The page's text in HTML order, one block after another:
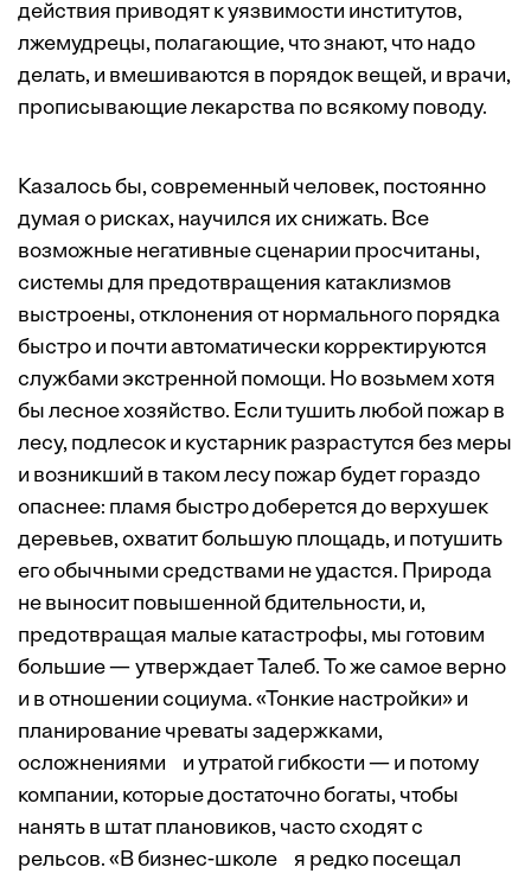
действия приводят к уязвимости институтов,
лжемудрецы, полагающие, что знают, что надо
делать, и вмешиваются в порядок вещей, и врачи,
прописывающие лекарства по всякому поводу.
Казалось бы, современный человек, постоянно
думая о рисках, научился их снижать. Все
возможные негативные сценарии просчитаны,
системы для предотвращения катаклизмов
выстроены, отклонения от нормального порядка
быстро и почти автоматически корректируются
службами экстренной помощи. Но возьмем хотя
бы лесное хозяйство. Если тушить любой пожар в
лесу, подлесок и кустарник разрастутся без меры
и возникший в таком лесу пожар будет гораздо
опаснее: пламя быстро доберется до верхушек
деревьев, охватит большую площадь, и потушить
его обычными средствами не удастся. Природа
не выносит повышенной бдительности, и,
предотвращая малые катастрофы, мы готовим
большие — утверждает Талеб. То же самое верно
и в отношении социума. «Тонкие настройки» и
планирование чреваты задержками,
осложнениями и утратой гибкости — и потому
компании, которые достаточно богаты, чтобы
нанять в штат плановиков, часто сходят с
рельсов. «В бизнес-школе я редко посещал